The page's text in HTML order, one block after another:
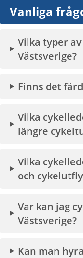
Vanliga
Vilka typer
Västsverige?
Finns det
Vilka
längre
Vilka
och
Var kan jag
Västsverige?
Kan man